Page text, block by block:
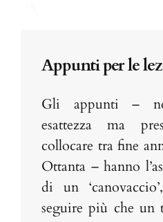
Appunti per le
Gli appunti –
esattezza ma
collocare tra fine
Ottanta – hanno
di un
seguire più che un